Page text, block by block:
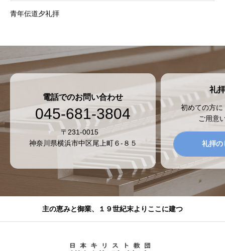
青年伝道夕礼拝
電話でのお問い合わせ
045-681-3804
〒231-0015
神奈川県横浜市中区尾上町６-８５
礼
初めての方
ご用意
礼拝の
主の恵みと御業、１９世紀末よりここに建つ